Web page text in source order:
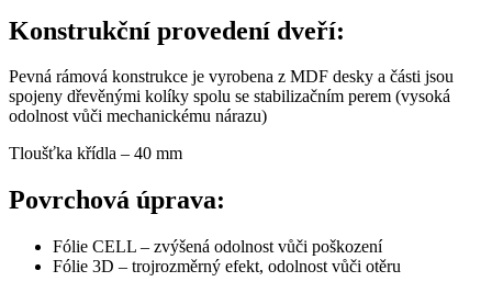
Konstrukční provedení dveří:
Pevná rámová konstrukce je vyrobena z MDF desky a části jsou
spojeny dřevěnými kolíky spolu se stabilizačním perem (vysoká
odolnost vůči mechanickému nárazu)
Tloušťka křídla – 40 mm
Povrchová úprava:
Fólie CELL – zvýšená odolnost vůči poškození
Fólie 3D – trojrozměrný efekt, odolnost vůči otěru